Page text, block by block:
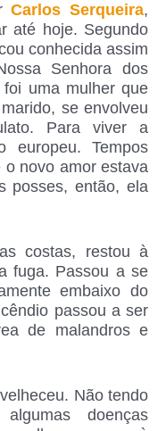
Carlos Serqueira,
até hoje. Segundo
conhecida assim
Senhora dos
uma mulher que
se envolveu
Para viver a
europeu. Tempos
novo amor estava
posses, então, ela
costas, restou à
fuga. Passou a se
embaixo do
passou a ser
de malandros e
Não tendo
doenças